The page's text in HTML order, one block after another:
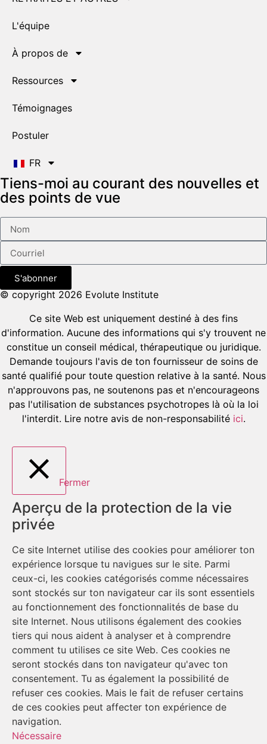
L'équipe
À propos de
Ressources
Témoignages
Postuler
FR
Tiens-moi au courant des nouvelles et
des points de vue
S'abonner
© copyright 2026 Evolute Institute
Ce site Web est uniquement destiné à des fins
d'information. Aucune des informations qui s'y trouvent ne
constitue un conseil médical, thérapeutique ou juridique.
Demande toujours l'avis de ton fournisseur de soins de
santé qualifié pour toute question relative à la santé. Nous
n'approuvons pas, ne soutenons pas et n'encourageons
pas l'utilisation de substances psychotropes là où la loi
l'interdit. Lire notre avis de non-responsabilité ici.
Fermer
Aperçu de la protection de la vie
privée
Ce site Internet utilise des cookies pour améliorer ton
expérience lorsque tu navigues sur le site. Parmi
ceux-ci, les cookies catégorisés comme nécessaires
sont stockés sur ton navigateur car ils sont essentiels
au fonctionnement des fonctionnalités de base du
site Internet. Nous utilisons également des cookies
tiers qui nous aident à analyser et à comprendre
comment tu utilises ce site Web. Ces cookies ne
seront stockés dans ton navigateur qu'avec ton
consentement. Tu as également la possibilité de
refuser ces cookies. Mais le fait de refuser certains
de ces cookies peut affecter ton expérience de
navigation.
Nécessaire